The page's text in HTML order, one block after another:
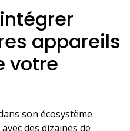
appareils
votre
son écosystème
des dizaines de